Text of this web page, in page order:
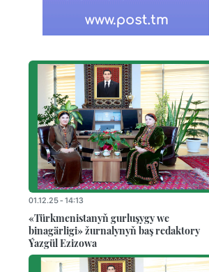
01.12.25 - 14:13
«Türkmenistanyň gurluşygy we
binagärligi» žurnalynyň baş redaktory
Ýazgül Ezizowa